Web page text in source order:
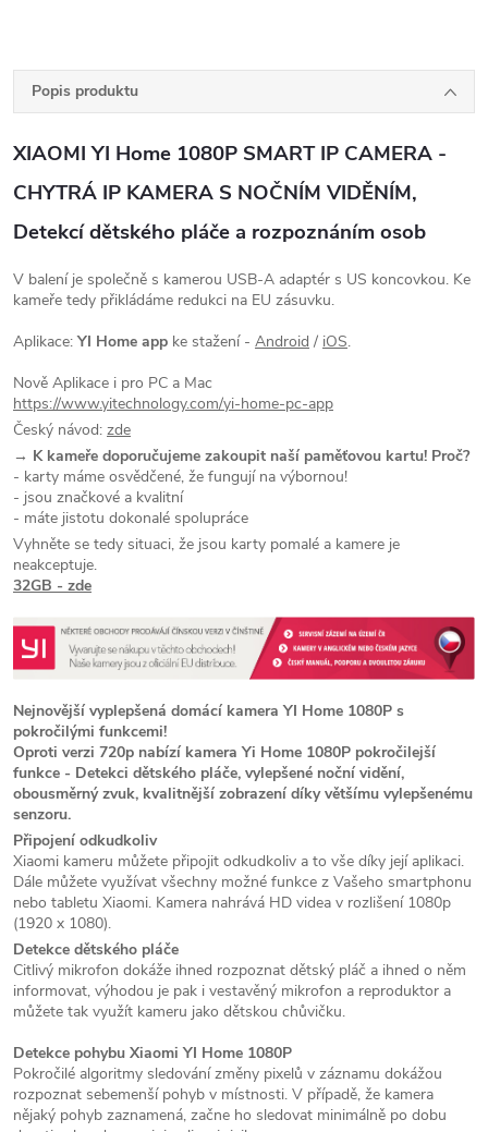
Popis produktu
XIAOMI YI Home 1080P SMART IP CAMERA -
CHYTRÁ IP KAMERA S NOČNÍM VIDĚNÍM,
Detekcí dětského pláče a rozpoznáním osob
V balení je společně s kamerou USB-A adaptér s US koncovkou. Ke
kameře tedy přikládáme redukci na EU zásuvku.
Aplikace:YI Home app ke stažení - Android / iOS.
Nově Aplikace i pro PC a Mac
https://www.yitechnology.com/yi-home-pc-app
Český návod: zde
→ K kameře doporučujeme zakoupit naší paměťovou kartu! Proč?
- karty máme osvědčené, že fungují na výbornou!
- jsou značkové a kvalitní
- máte jistotu dokonalé spolupráce
Vyhněte se tedy situaci, že jsou karty pomalé a kamere je
neakceptuje.
32GB - zde
Nejnovější vyplepšená domácí kamera YI Home 1080P s
pokročilými funkcemi!
Oproti verzi 720p nabízí kamera Yi Home 1080P pokročilejší
funkce - Detekci dětského pláče, vylepšené noční vidění,
obousměrný zvuk, kvalitnější zobrazení díky většímu vylepšenému
senzoru.
Připojení odkudkoliv
Xiaomi kameru můžete připojit odkudkoliv a to vše díky její aplikaci.
Dále můžete využívat všechny možné funkce z Vašeho smartphonu
nebo tabletu Xiaomi. Kamera nahrává HD videa v rozlišení 1080p
(1920 x 1080).
Detekce dětského pláče
Citlivý mikrofon dokáže ihned rozpoznat dětský pláč a ihned o něm
informovat, výhodou je pak i vestavěný mikrofon a reproduktor a
můžete tak využít kameru jako dětskou chůvičku.
Detekce pohybu Xiaomi YI Home 1080P
Pokročilé algoritmy sledování změny pixelů v záznamu dokážou
rozpoznat sebemenší pohyb v místnosti. V případě, že kamera
nějaký pohyb zaznamená, začne ho sledovat minimálně po dobu